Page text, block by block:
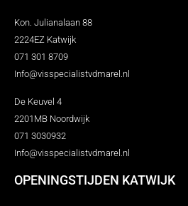
Kon. Julianalaan 88
2224EZ Katwijk
071 301 8709
Info@visspecialistvdmarel.nl
De Keuvel 4
2201MB Noordwijk
071 3030932
Info@visspecialistvdmarel.nl
OPENINGSTIJDEN KATWIJK